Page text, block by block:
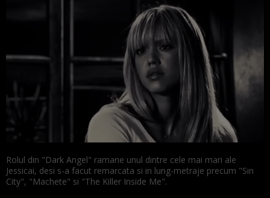
Rolul din "Dark Angel" ramane unul dintre cele mai mari ale
Jessicai, desi s-a facut remarcata si in lung-metraje precum "Sin
City", "Machete" si "The Killer Inside Me".